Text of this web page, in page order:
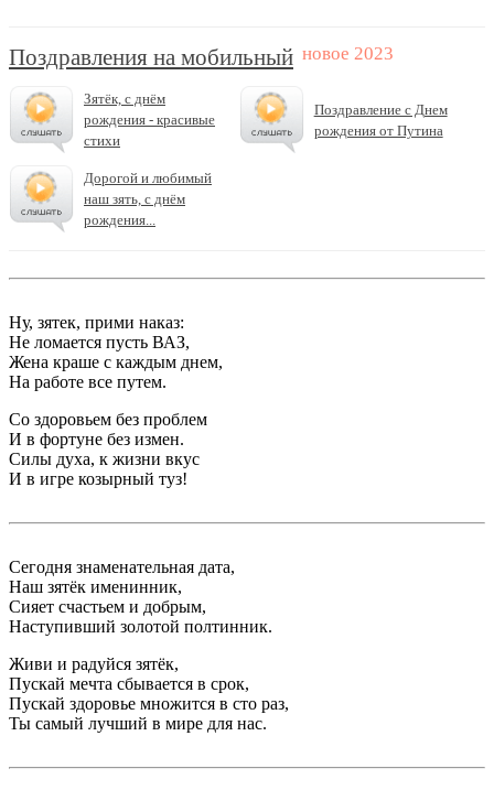
Поздравления на мобильный
Зятёк, с днём
рождения - красивые
стихи
Поздравление с Днем
рождения от Путина
Дорогой и любимый
наш зять, с днём
рождения...
Ну, зятек, прими наказ:
Не ломается пусть ВАЗ,
Жена краше с каждым днем,
На работе все путем.
Со здоровьем без проблем
И в фортуне без измен.
Силы духа, к жизни вкус
И в игре козырный туз!
Сегодня знаменательная дата,
Наш зятёк именинник,
Сияет счастьем и добрым,
Наступивший золотой полтинник.
Живи и радуйся зятёк,
Пускай мечта сбывается в срок,
Пускай здоровье множится в сто раз,
Ты самый лучший в мире для нас.